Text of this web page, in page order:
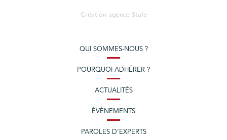
Création agence Stafe
QUI SOMMES-NOUS ?
POURQUOI ADHÉRER ?
ACTUALITÉS
ÉVÈNEMENTS
PAROLES D’EXPERTS